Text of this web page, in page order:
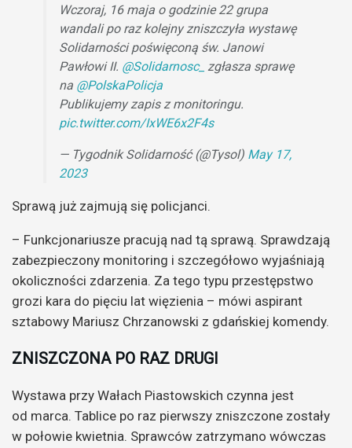
Wczoraj, 16 maja o godzinie 22 grupa
wandali po raz kolejny zniszczyła wystawę
Solidarności poświęconą św. Janowi
Pawłowi II. @Solidarnosc_ zgłasza sprawę
na @PolskaPolicja
Publikujemy zapis z monitoringu.
pic.twitter.com/IxWE6x2F4s
— Tygodnik Solidarność (@Tysol) May 17,
2023
Sprawą już zajmują się policjanci.
– Funkcjonariusze pracują nad tą sprawą. Sprawdzają
zabezpieczony monitoring i szczegółowo wyjaśniają
okoliczności zdarzenia. Za tego typu przestępstwo
grozi kara do pięciu lat więzienia – mówi aspirant
sztabowy Mariusz Chrzanowski z gdańskiej komendy.
ZNISZCZONA PO RAZ DRUGI
Wystawa przy Wałach Piastowskich czynna jest
od marca. Tablice po raz pierwszy zniszczone zostały
w połowie kwietnia. Sprawców zatrzymano wówczas